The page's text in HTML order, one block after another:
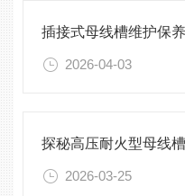
2026-04-03
2026-03-25